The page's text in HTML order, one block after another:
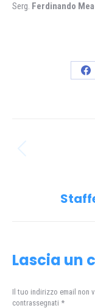
Serg. Ferdinando
tra
Lascia un
Il tuo indirizzo email non
contrassegnati *